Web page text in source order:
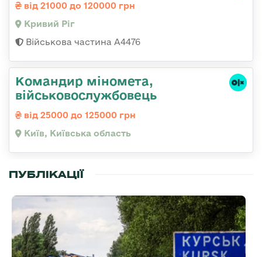
від 21000 до 120000 грн
Кривий Ріг
Військова частина А4476
Командиp міномета,
військовослужбовець
від 25000 до 125000 грн
Київ, Київська область
ПУБЛІКАЦІЇ